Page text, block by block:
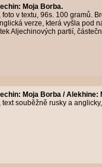
Moja Borba.
v textu, 96s. 100 gramů.
verze, která vyšla pod
Aljechinových partií,
Moja Borba / Alekhine:
souběžně rusky a